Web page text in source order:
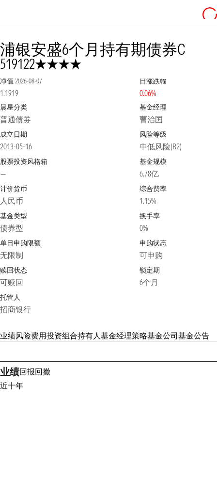
浦银安盛6个月持有期债券C
519122
4星
净值 2026-08-07
1.1919
日涨跌幅
0.06%
晨星分类
普通债券
基金经理
曹治国
成立日期
2013-05-16
风险等级
中低风险(R2)
股票投资风格箱
—
基金规模
6.78亿
计价货币
人民币
综合费率
1.15%
基金类型
债券型
换手率
0%
单日申购限额
无限制
申购状态
可申购
赎回状态
可赎回
锁定期
6个月
托管人
招商银行
业绩风险费用投资组合持有人基金经理策略基金公司基金公告
业绩回报回撤
近十年